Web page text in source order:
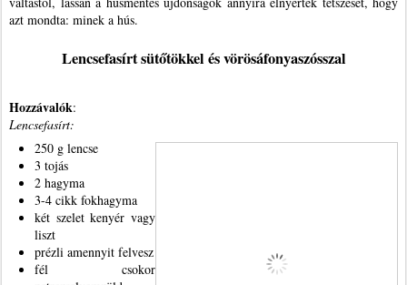
azt mondta: minek a hús.
Lencsefasírt sütőtökkel és vörösáfonyaszósszal
Hozzávalók:
Lencsefasírt:
250 g lencse
3 tojás
2 hagyma
3-4 cikk fokhagyma
két szelet kenyér vagy
liszt
prézli amennyit felvesz
fél csokor